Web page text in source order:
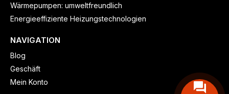
Wärmepumpen: umweltfreundlich
Energieeffiziente Heizungstechnologien
NAVIGATION
Blog
Geschäft
Mein Konto